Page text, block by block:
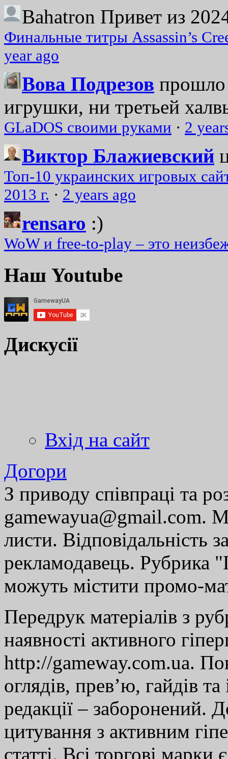
Bahatron Привет из
Финальные титры Assassin’s
year ago
Вова Подрезов прошло
игрушки, ни третьей
GLaDOS своими руками · 2
Виктор Блажиевский
Топ-10 украинских игровых
2013 г. · 2 years ago
rensaro :)
WoW и free-to-play – это
Наш Youtube
Дискусії
Вхід на сайт
Догори
З приводу співпраці та
gamewayua@gmail.com.
листи. Відповідальність
рекламодавець. Рубрика
можуть містити промо-
Передрук матеріалів з
наявності активного
http://gameway.com.ua.
оглядів, прев’ю, гайдів
редакції – заборонений.
цитування з активним
статті. Всі торгові марки